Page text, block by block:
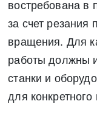
востребована в
за счет резания
вращения. Для
работы должны
станки и
для